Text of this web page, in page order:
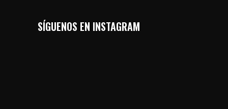
SÍGUENOS EN INSTAGRAM